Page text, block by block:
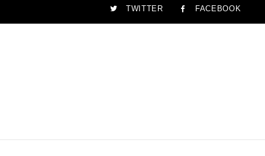
TWITTER FACEBOOK